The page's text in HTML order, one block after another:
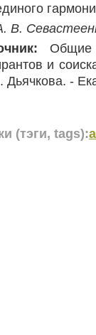
В.
Общие
и
-
(тэги, tags):